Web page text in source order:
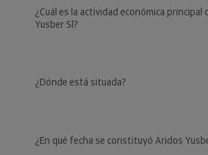
¿Cuál es la actividad económica principal
Yusber Sl?
¿Dónde está situada?
¿En qué fecha se constituyó Aridos